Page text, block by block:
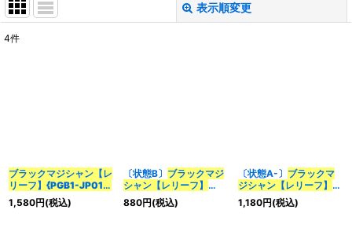
表示順変更
カテゴリ:
4件
ブラックマジシャン【レ
リーフ】{PGB1-JP011}
《モンスター》
1,580円(税込)
〔状態B〕 ブラックマジ
シャン【レリーフ】
{PGB1-JP011}
ター》
880円(税込)
〔状態A-〕 ブラックマ
ジシャン【レリーフ】
{PGB1-JP011}
ター》
1,180円(税込)